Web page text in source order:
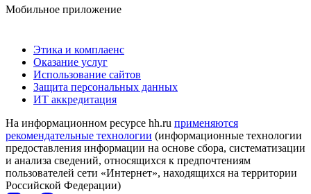
Мобильное приложение
Этика и комплаенс
Оказание услуг
Использование сайтов
Защита персональных данных
ИТ аккредитация
На информационном ресурсе hh.ru применяются
рекомендательные технологии (информационные технологии
предоставления информации на основе сбора, систематизации
и анализа сведений, относящихся к предпочтениям
пользователей сети «Интернет», находящихся на территории
Российской Федерации)